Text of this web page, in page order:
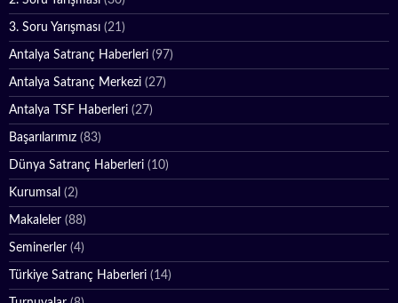
3. Soru Yarışması (21)
Antalya Satranç Haberleri (97)
Antalya Satranç Merkezi (27)
Antalya TSF Haberleri (27)
Başarılarımız (83)
Dünya Satranç Haberleri (10)
Kurumsal (2)
Makaleler (88)
Seminerler (4)
Türkiye Satranç Haberleri (14)